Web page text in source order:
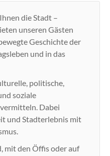
die Stadt –
unseren Gästen
Geschichte der
und in das
politische,
soziale
Dabei
und Stadterlebnis mit
mit den Öffis oder auf